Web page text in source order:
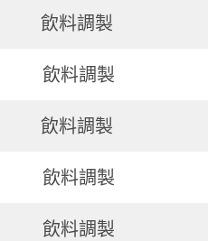
飲料調製
飲料調製
飲料調製
飲料調製
飲料調製